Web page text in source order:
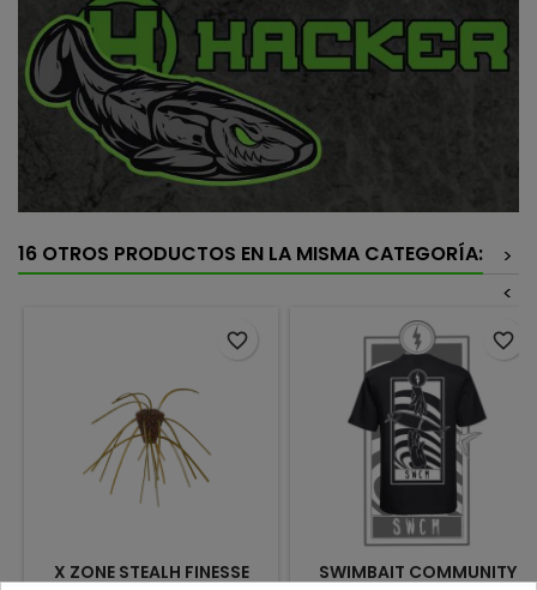
16 OTROS PRODUCTOS EN LA MISMA CATEGORÍA:
>
<
X ZONE STEALH FINESSE
favorite_border
SWIMBAIT COMMUNITY
favorite_border